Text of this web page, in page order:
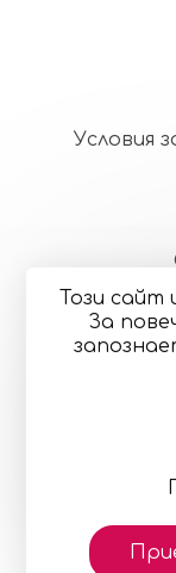
Условия
правото на
Онлайн
Изработка на
Този сайт
За